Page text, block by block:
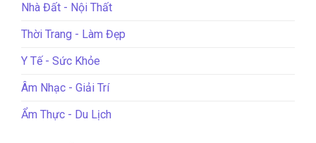
Nhà Đất - Nội Thất
Thời Trang - Làm Đẹp
Y Tế - Sức Khỏe
Âm Nhạc - Giải Trí
Ẩm Thực - Du Lịch